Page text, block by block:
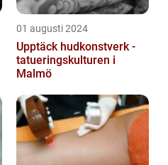
01 augusti 2024
Upptäck hudkonstverk -
tatueringskulturen i
Malmö